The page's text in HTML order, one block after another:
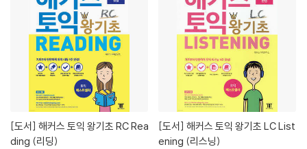
[도서]
ding (리딩)
[도서]
ening (리스닝)